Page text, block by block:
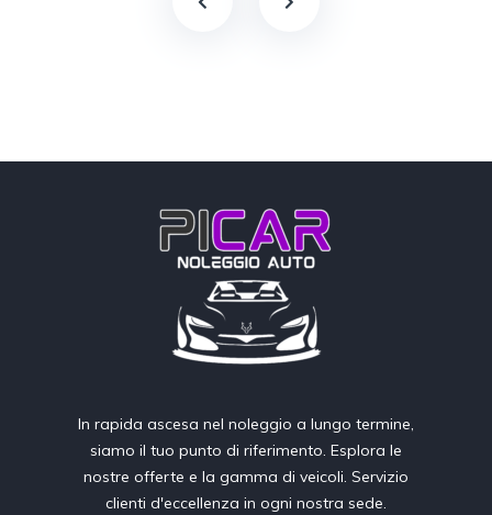
In rapida ascesa nel noleggio a lungo termine,
siamo il tuo punto di riferimento. Esplora le
nostre offerte e la gamma di veicoli. Servizio
clienti d'eccellenza in ogni nostra sede.